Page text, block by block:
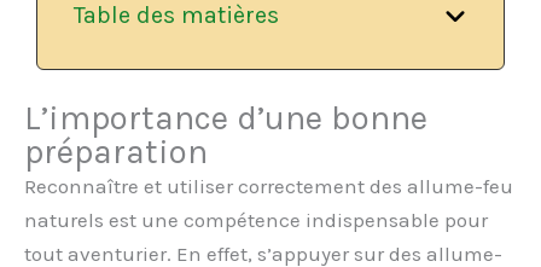
Table des matières
L’importance d’une bonne
préparation
Reconnaître et utiliser correctement des allume-feu
naturels est une compétence indispensable pour
tout aventurier. En effet, s’appuyer sur des allume-